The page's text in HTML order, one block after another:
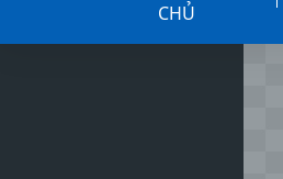
CHỦ